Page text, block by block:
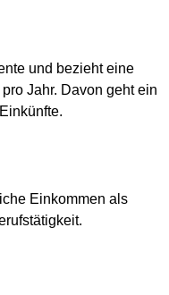
und bezieht eine
Jahr. Davon geht ein
Einkommen als